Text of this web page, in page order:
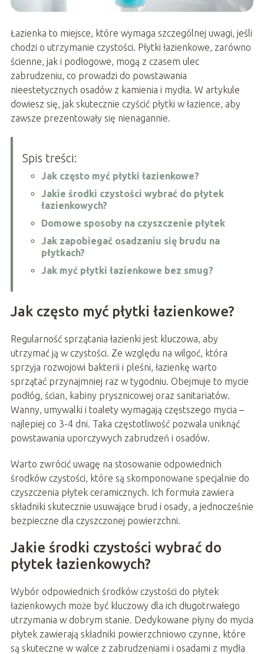
Łazienka to miejsce, które wymaga szczególnej uwagi, jeśli
chodzi o utrzymanie czystości. Płytki łazienkowe, zarówno
ścienne, jak i podłogowe, mogą z czasem ulec
zabrudzeniu, co prowadzi do powstawania
nieestetycznych osadów z kamienia i mydła. W artykule
dowiesz się, jak skutecznie czyścić płytki w łazience, aby
zawsze prezentowały się nienagannie.
Spis treści:
Jak często myć płytki łazienkowe?
Jakie środki czystości wybrać do płytek
łazienkowych?
Domowe sposoby na czyszczenie płytek
Jak zapobiegać osadzaniu się brudu na
płytkach?
Jak myć płytki łazienkowe bez smug?
Jak często myć płytki łazienkowe?
Regularność sprzątania łazienki jest kluczowa, aby
utrzymać ją w czystości. Ze względu na wilgoć, która
sprzyja rozwojowi bakterii i pleśni, łazienkę warto
sprzątać przynajmniej raz w tygodniu. Obejmuje to mycie
podłóg, ścian, kabiny prysznicowej oraz sanitariatów.
Wanny, umywalki i toalety wymagają częstszego mycia –
najlepiej co 3-4 dni. Taka częstotliwość pozwala uniknąć
powstawania uporczywych zabrudzeń i osadów.
Warto zwrócić uwagę na stosowanie odpowiednich
środków czystości, które są skomponowane specjalnie do
czyszczenia płytek ceramicznych. Ich formuła zawiera
składniki skutecznie usuwające brud i osady, a jednocześnie
bezpieczne dla czyszczonej powierzchni.
Jakie środki czystości wybrać do
płytek łazienkowych?
Wybór odpowiednich środków czystości do płytek
łazienkowych może być kluczowy dla ich długotrwałego
utrzymania w dobrym stanie. Dedykowane płyny do mycia
płytek zawierają składniki powierzchniowo czynne, które
są skuteczne w walce z zabrudzeniami i osadami z mydła